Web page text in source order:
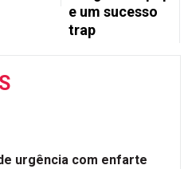
e um sucesso
trap
urgência com enfarte